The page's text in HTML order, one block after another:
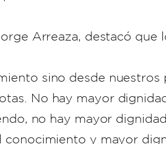
Arreaza, destacó que
sino desde
No hay mayor
no hay mayor
y mayor